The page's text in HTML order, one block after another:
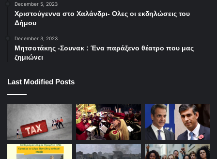
December 5, 2023
Χριστούγεννα στο Χαλάνδρι- Ολες οι εκδηλώσεις του
Δήμου
December 3, 2023
Μητσοτάκης -Σουνακ : Ένα παράξενο θέατρο που μας
ζημιώνει
Last Modified Posts